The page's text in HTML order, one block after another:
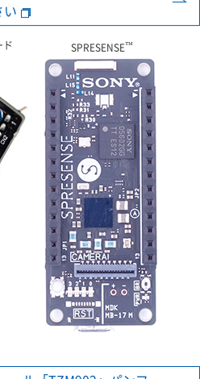
ド SPRESENSE™
い